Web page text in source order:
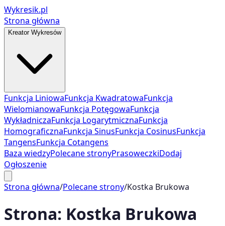
Wykresik.pl
Strona główna
Kreator Wykresów
Funkcja LiniowaFunkcja KwadratowaFunkcja
WielomianowaFunkcja PotęgowaFunkcja
WykładniczaFunkcja LogarytmicznaFunkcja
HomograficznaFunkcja SinusFunkcja CosinusFunkcja
TangensFunkcja Cotangens
Baza wiedzyPolecane stronyPrasoweczkiDodaj
Ogłoszenie
Strona główna/Polecane strony/Kostka Brukowa
Strona: Kostka Brukowa